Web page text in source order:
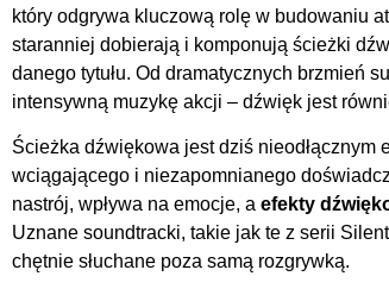
który odgrywa kluczową rolę w budowaniu
staranniej dobierają i komponują ścieżki
danego tytułu. Od dramatycznych brzmień
intensywną muzykę akcji – dźwięk jest
Ścieżka dźwiękowa jest dziś
wciągającego i niezapomnianego
nastrój, wpływa na emocje, a efekty
Uznane soundtracki, takie jak te z serii
chętnie słuchane poza samą rozgrywką.